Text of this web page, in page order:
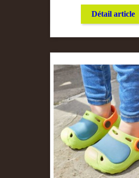
Détail article